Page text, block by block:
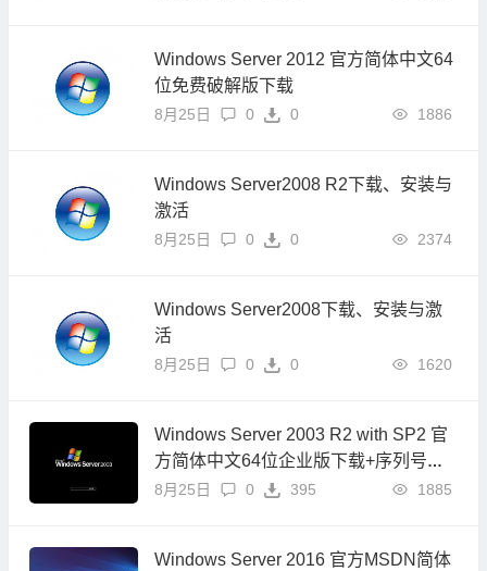
Windows Server 2012 官方简体中文64
位免费破解版下载
8月25日 1886
0 0
Windows Server2008 R2下载、安装与
激活
8月25日 2374
0 0
Windows Server2008下载、安装与激
活
8月25日 1620
0 0
Windows Server 2003 R2 with SP2 官
方简体中文64位企业版下载+序列号密
钥
8月25日 1885
0 395
Windows Server 2016 官方MSDN简体